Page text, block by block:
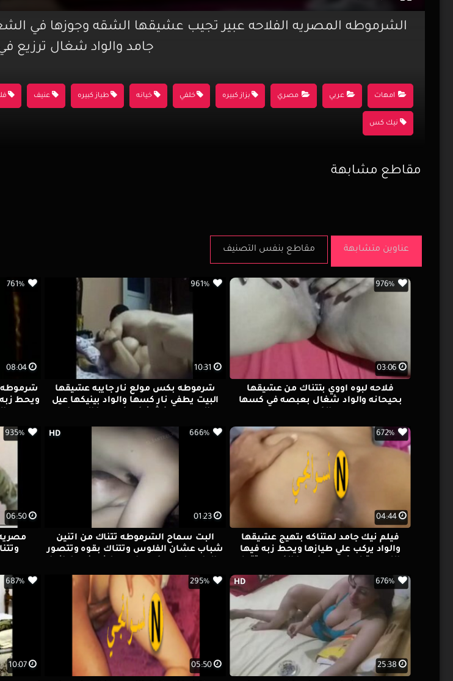
الشرموطه المصريه الفلاحه عبير تجيب عشيقها الشقه وجوزها في
جامد والواد شغال ترزيع
امهات عربي مصري بزاز كبيره خلفي خيانه طياز كبيره عنيف
نيك كس
مقاطع مشابهة
عناوين متشابهة مقاطع بنفس التصنيف
08:04
761%
شرموطه
ويحط
10:31
961%
شرموطه بكس مولع نار جايبه عشيقها
البيت يطفي نار كسها والواد بينيكها عيل
03:06
976%
فلاحه لبوه اووي بتتناك من عشيقها
بحيحانه والواد شغال بعبصه في كسها
06:50
935%
01:23
HD 666%
البت سماح الشرموطه تتناك من اتنين
شباب عشان الفلوس وتتناك بقوه وتتصور
04:44
672%
فيلم نيك جامد لمتناكه بتهيج عشيقها
والواد يركب علي طيازها ويحط زبه فيها
10:07
687%
05:50
295%
25:38
HD 676%